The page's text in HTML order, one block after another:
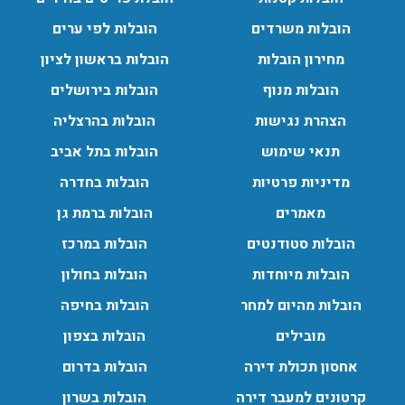
הובלות מנוף בפרדס חנה:
העברת פריטים כבדים עם מנוף בפרדס חנה ואפשרות הובלת
תכולת דירה שלמה עם מנוף.
הובלות משרדים
מחירון הובלות
הובלות מנוף
הצהרת נגישות
תנאי שימוש
מדיניות פרטיות
מאמרים
הובלות סטודנטים
הובלות מיוחדות
הובלות מהיום למחר
מובילים
אחסון תכולת דירה
קרטונים למעבר דירה
הובלות לפי ערים
הובלות בראשון לציון
הובלות בירושלים
הובלות בהרצליה
הובלות בתל אביב
הובלות בחדרה
הובלות ברמת גן
הובלות במרכז
הובלות בחולון
הובלות בחיפה
הובלות בצפון
הובלות בדרום
הובלות בשרון